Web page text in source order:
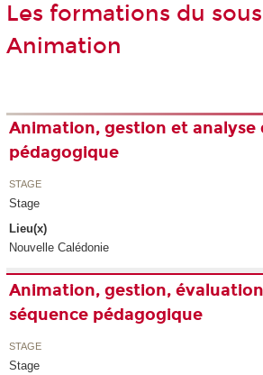
Les formations du
Animation
Animation, gestion et analyse
pédagogique
STAGE
Stage
Lieu(x)
Nouvelle Calédonie
Animation, gestion, évaluation
séquence pédagogique
STAGE
Stage